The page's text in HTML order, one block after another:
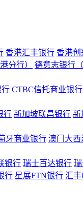
香港汇丰银行 香港
分行）
德意志银行
行 CTBC信托商业银行
行 新加坡联昌银行 新
牙商业银行 澳门大西
银行 瑞士百达银行
行 星展FTN银行 汇